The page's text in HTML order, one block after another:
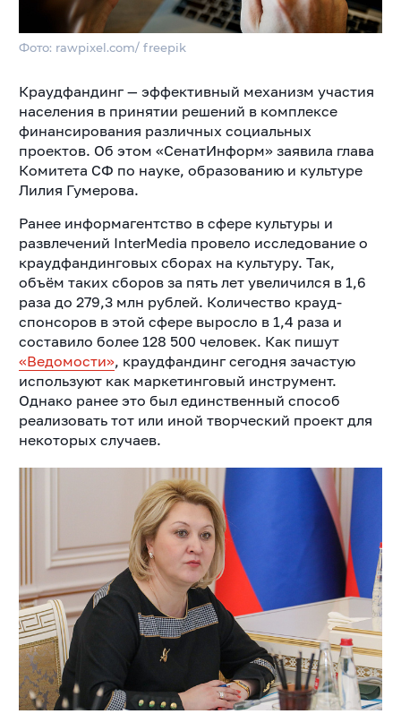
Фото: rawpixel.com/ freepik
Краудфандинг — эффективный механизм участия
населения в принятии решений в комплексе
финансирования различных социальных
проектов. Об этом «СенатИнформ» заявила глава
Комитета СФ по науке, образованию и культуре
Лилия Гумерова.
Ранее информагентство в сфере культуры и
развлечений InterMedia провело исследование о
краудфандинговых сборах на культуру. Так,
объём таких сборов за пять лет увеличился в 1,6
раза до 279,3 млн рублей. Количество крауд-
спонсоров в этой сфере выросло в 1,4 раза и
составило более 128 500 человек. Как пишут
«Ведомости», краудфандинг сегодня зачастую
используют как маркетинговый инструмент.
Однако ранее это был единственный способ
реализовать тот или иной творческий проект для
некоторых случаев.